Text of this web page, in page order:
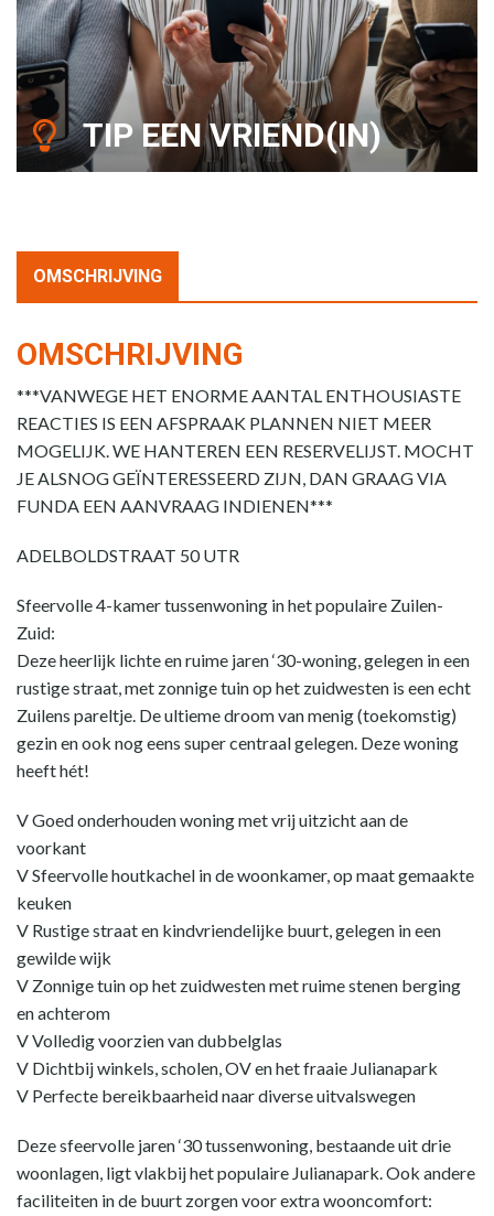
TIP EEN VRIEND(IN)
OMSCHRIJVING
OMSCHRIJVING
***VANWEGE HET ENORME AANTAL ENTHOUSIASTE
REACTIES IS EEN AFSPRAAK PLANNEN NIET MEER
MOGELIJK. WE HANTEREN EEN RESERVELIJST. MOCHT
JE ALSNOG GEÏNTERESSEERD ZIJN, DAN GRAAG VIA
FUNDA EEN AANVRAAG INDIENEN***
ADELBOLDSTRAAT 50 UTR
Sfeervolle 4-kamer tussenwoning in het populaire Zuilen-
Zuid:
Deze heerlijk lichte en ruime jaren ‘30-woning, gelegen in een
rustige straat, met zonnige tuin op het zuidwesten is een echt
Zuilens pareltje. De ultieme droom van menig (toekomstig)
gezin en ook nog eens super centraal gelegen. Deze woning
heeft hét!
V Goed onderhouden woning met vrij uitzicht aan de
voorkant
V Sfeervolle houtkachel in de woonkamer, op maat gemaakte
keuken
V Rustige straat en kindvriendelijke buurt, gelegen in een
gewilde wijk
V Zonnige tuin op het zuidwesten met ruime stenen berging
en achterom
V Volledig voorzien van dubbelglas
V Dichtbij winkels, scholen, OV en het fraaie Julianapark
V Perfecte bereikbaarheid naar diverse uitvalswegen
Deze sfeervolle jaren ‘30 tussenwoning, bestaande uit drie
woonlagen, ligt vlakbij het populaire Julianapark. Ook andere
faciliteiten in de buurt zorgen voor extra wooncomfort: